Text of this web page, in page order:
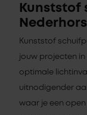
Kunststof
Kunststof
jouw projecten
optimale
uitnodigender
waar je een